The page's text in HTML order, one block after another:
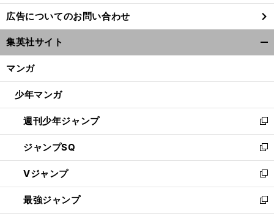
し
い
ウ
ィ
ン
ウ
開
く
広告についてのお問い合わせ
集英社サイト
マンガ
少年マンガ
週刊少年ジャンプ
新
し
い
ウ
ィ
ン
ド
ウ
ジャンプSQ
新
し
い
ウ
ィ
Vジャンプ
新
し
い
最強ジャンプ
新